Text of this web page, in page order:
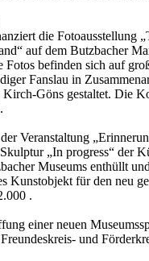
die Fotoausstellung
auf dem Butzbacher
Fotos befinden sich auf
Fanslau in
Kirch-Göns gestaltet. Die
Veranstaltung
„In progress“ der
Museums enthüllt
Kunstobjekt für den neu
.
einer neuen
und